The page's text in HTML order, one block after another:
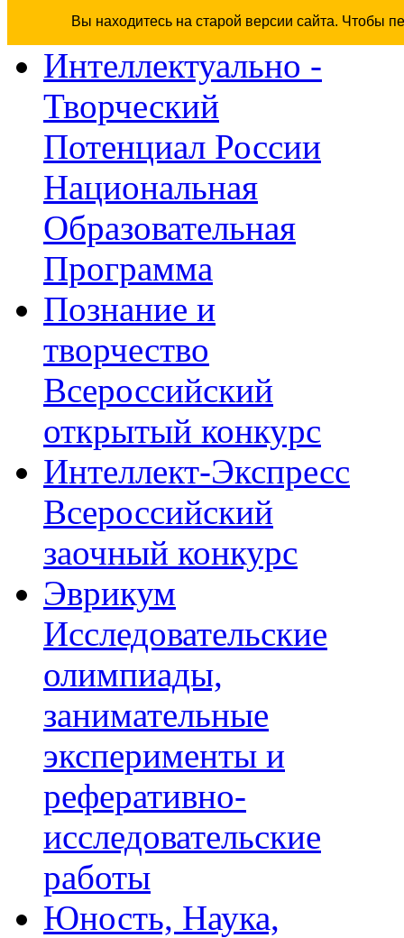
Вы находитесь на старой версии сайта. Чтобы
Интеллектуально -
Творческий
Потенциал России
Национальная
Образовательная
Программа
Познание и
творчество
Всероссийский
открытый конкурс
Интеллект-Экспресс
Всероссийский
заочный конкурс
Эврикум
Исследовательские
олимпиады,
занимательные
эксперименты и
реферативно-
исследовательские
работы
Юность, Наука,